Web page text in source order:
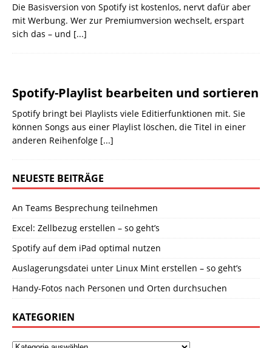
Die Basisversion von Spotify ist kostenlos, nervt dafür aber
mit Werbung. Wer zur Premiumversion wechselt, erspart
sich das – und [...]
Spotify-Playlist bearbeiten und sortieren
Spotify bringt bei Playlists viele Editierfunktionen mit. Sie
können Songs aus einer Playlist löschen, die Titel in einer
anderen Reihenfolge [...]
NEUESTE BEITRÄGE
An Teams Besprechung teilnehmen
Excel: Zellbezug erstellen – so geht’s
Spotify auf dem iPad optimal nutzen
Auslagerungsdatei unter Linux Mint erstellen – so geht’s
Handy-Fotos nach Personen und Orten durchsuchen
KATEGORIEN